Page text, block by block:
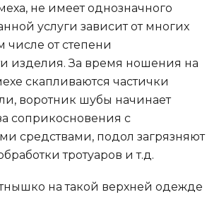
не имеет однозначного
услуги зависит от многих
числе от степени
изделия. За время ношения на
скапливаются частички
воротник шубы начинает
соприкосновения с
средствами, подол загрязняют
тротуаров и т.д.
на такой верхней одежде